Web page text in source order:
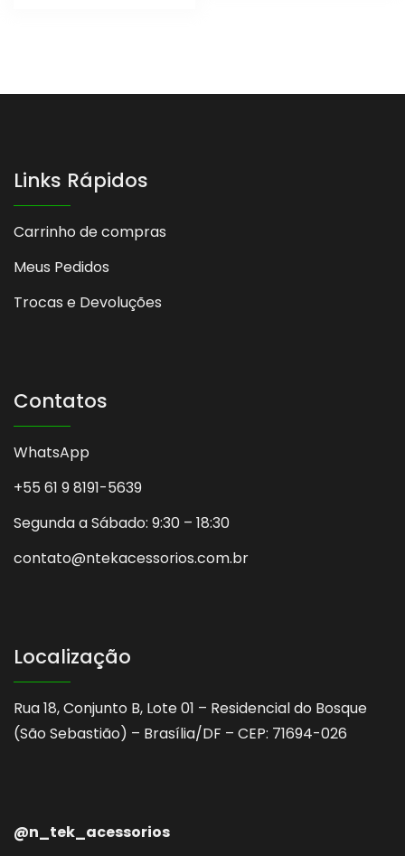
Links Rápidos
Carrinho de compras
Meus Pedidos
Trocas e Devoluções
Contatos
WhatsApp
+55 61 9 8191-5639
Segunda a Sábado: 9:30 – 18:30
contato@ntekacessorios.com.br
Localização
Rua 18, Conjunto B, Lote 01 – Residencial do Bosque
(São Sebastião) – Brasília/DF – CEP: 71694-026
@n_tek_acessorios